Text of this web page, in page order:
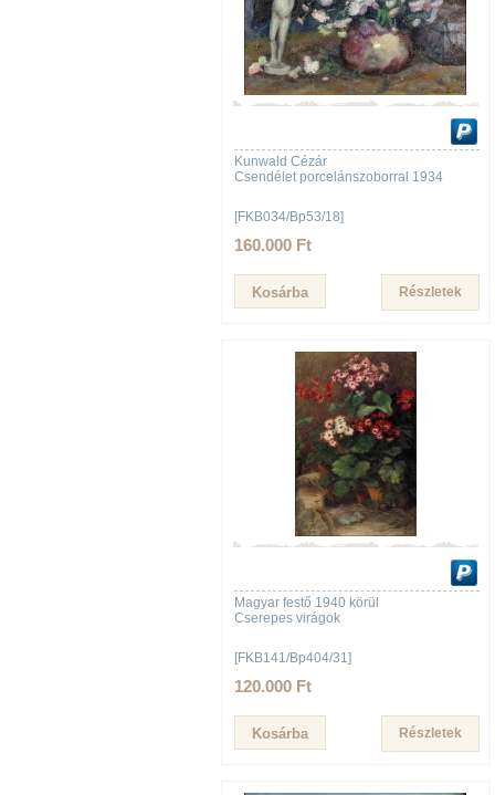
Kunwald Cézár
Csendélet porcelánszoborral 1934
[FKB034/Bp53/18]
160.000 Ft
Részletek
Magyar festő 1940 körül
Cserepes virágok
[FKB141/Bp404/31]
120.000 Ft
Részletek